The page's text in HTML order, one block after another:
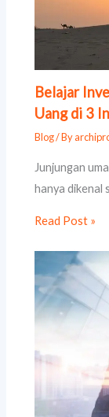
Belajar
Uang di 3
Blog/ By
Junjungan
hanya dikenal
Read Post »